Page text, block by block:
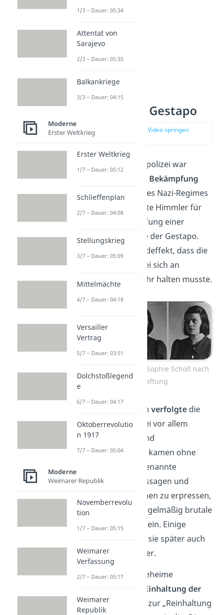
Aufgaben der Gestapo
zur Stelle im Video springen
Die Geheimen Staatspolizei war
Bekämpfung
politischer Gegner
des Nazi-Regimes
zuständig. 1936 sorgte Himmler für
die offizielle Abschaffung einer
juristischen Kontrolle der Gestapo.
Das bedeutete im Endeffekt, dass die
Geheime Staatspolizei sich an
keinerlei Gesetze mehr halten musste.
Fotos der Gestapo von Sophie Scholl nach
ihrer Verhaftung
In den Anfangsjahren verfolgtedie
Geheime Staatspolizei vor allem
Sozialdemokraten
und
Kommunisten. Diese kamen ohne
einen Prozess in sogenannte
„Schutzhaft“. Um Aussagen und
Geständnisse von ihnen zu erpressen,
setzte die Gestapo regelmäßig brutale
Methoden wie Folter ein. Einige
Gefangene überwies sie später auch
in Konzentrationslager.
Außerdem war die Geheime
Einhaltung der
Nürnberger Gesetze
zur „Reinhaltung
1/3 – Dauer: 05:34
Attentat von
Sarajevo
2/3 – Dauer: 05:35
Balkankriege
3/3 – Dauer: 04:15
Moderne
Erster Weltkrieg
Erster Weltkrieg
1/7 – Dauer: 05:12
Schlieffenplan
2/7 – Dauer: 04:08
Stellungskrieg
3/7 – Dauer: 05:09
Mittelmächte
4/7 – Dauer: 04:18
Versailler
Vertrag
5/7 – Dauer: 03:51
Dolchstoßlegend
e
6/7 – Dauer: 04:17
Oktoberrevolutio
n 1917
7/7 – Dauer: 05:04
Moderne
Weimarer Republik
Novemberrevolu
tion
1/7 – Dauer: 05:15
Weimarer
Verfassung
2/7 – Dauer: 05:17
Weimarer
Republik